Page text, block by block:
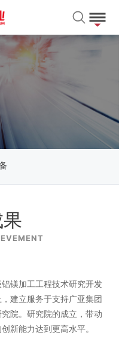
镁加工工程技术研究开发
建立服务于支持广亚集团
院。研究院的成立，带动
新能力达到更高水平。